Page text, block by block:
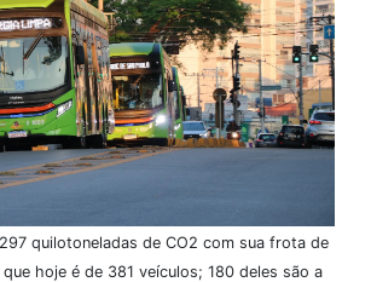
quilotoneladas de CO2 com sua frota de
hoje é de 381 veículos; 180 deles são a